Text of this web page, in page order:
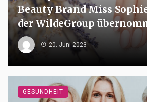
Beauty Brand Miss
der WildeGroup
20. Juni 2023
GESUNDHEIT